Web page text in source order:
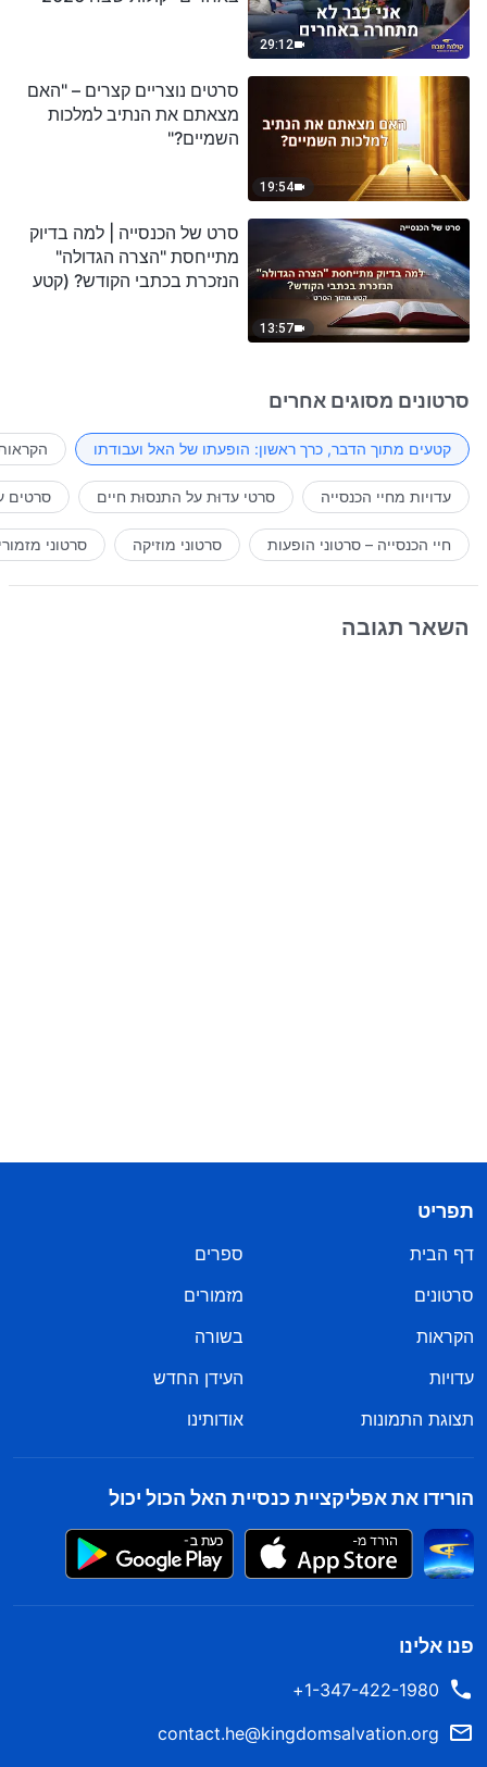
29:12
19:54
סרטים נוצריים קצרים – "האם
מצאתם את הנתיב למלכות
השמיים?"
13:57
סרט של הכנסייה | למה בדיוק
מתייחסת "הצרה הגדולה"
הנזכרת בכתבי הקודש? (קטע
סרטונים מסוגים אחרים
קטעים מתוך הדבר, כרך ראשון: הופעתו של האל ועבודתו
עדויות מחיי הכנסייה סרטי עדוּת על התנסוּת חיים סרטים
חיי הכנסייה – סרטוני הופעות סרטוני מוזיקה סרטוני
השאר תגובה
תפריט
דף הבית
ספרים
סרטונים
מזמורים
הקראות
בשורה
עדויות
העידן החדש
תצוגת התמונות
אודותינו
הורידו את אפליקציית כנסיית האל הכול יכול
פנו אלינו
1-347-422-1980+
contact.he@kingdomsalvation.org